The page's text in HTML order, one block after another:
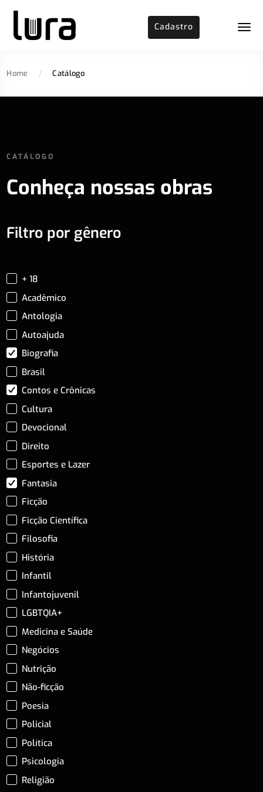
Cadastro
Home / Catálogo
CATÁLOGO
Conheça nossas obras
Filtro por gênero
+ 18
Acadêmico
Antologia
Autoajuda
Biografia
Brasil
Contos e Crônicas
Cultura
Devocional
Direito
Esportes e Lazer
Fantasia
Ficção
Ficção Científica
Filosofia
História
Infantil
Infantojuvenil
LGBTQIA+
Medicina e Saúde
Negócios
Nutrição
Não-ficção
Poesia
Policial
Política
Psicologia
Religião